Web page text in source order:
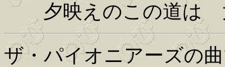
夕映えのこの道は
ザ・パイオニアーズの